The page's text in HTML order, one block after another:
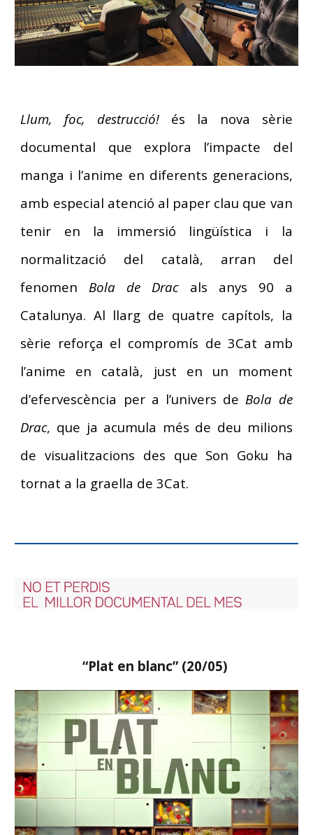
Llum, foc, destrucció! és la nova sèrie
documental que explora l’impacte del
manga i l’anime en diferents generacions,
amb especial atenció al paper clau que van
tenir en la immersió lingüística i la
normalització del català, arran del
fenomen Bola de Dracals anys 90 a
Catalunya. Al llarg de quatre capítols, la
sèrie reforça el compromís de 3Cat amb
l’anime en català, just en un moment
d’efervescència per a l’univers de Bola de
Drac, que ja acumula més de deu milions
de visualitzacions des que Son Goku ha
tornat a la graella de 3Cat.
“Plat en blanc” (20/05)